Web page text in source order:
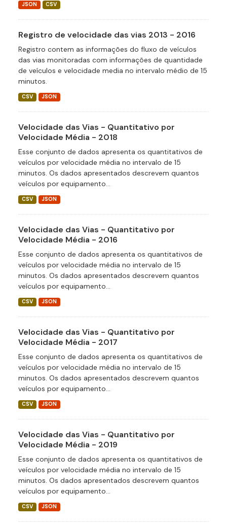
JSON CSV
Registro de velocidade das vias 2013 - 2016
Registro contem as informações do fluxo de veículos
das vias monitoradas com informações de quantidade
de veículos e velocidade media no intervalo médio de 15
minutos.
CSV JSON
Velocidade das Vias - Quantitativo por
Velocidade Média - 2018
Esse conjunto de dados apresenta os quantitativos de
veículos por velocidade média no intervalo de 15
minutos. Os dados apresentados descrevem quantos
veículos por equipamento...
CSV JSON
Velocidade das Vias - Quantitativo por
Velocidade Média - 2016
Esse conjunto de dados apresenta os quantitativos de
veículos por velocidade média no intervalo de 15
minutos. Os dados apresentados descrevem quantos
veículos por equipamento...
CSV JSON
Velocidade das Vias - Quantitativo por
Velocidade Média - 2017
Esse conjunto de dados apresenta os quantitativos de
veículos por velocidade média no intervalo de 15
minutos. Os dados apresentados descrevem quantos
veículos por equipamento...
CSV JSON
Velocidade das Vias - Quantitativo por
Velocidade Média - 2019
Esse conjunto de dados apresenta os quantitativos de
veículos por velocidade média no intervalo de 15
minutos. Os dados apresentados descrevem quantos
veículos por equipamento...
CSV JSON